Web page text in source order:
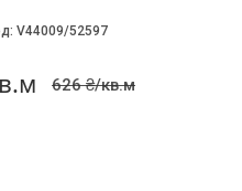
V44009/52597
626 ₴/кв.м